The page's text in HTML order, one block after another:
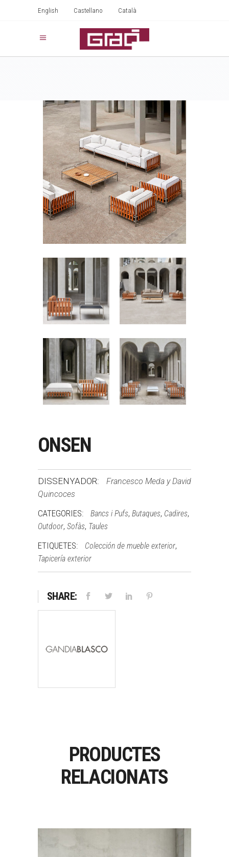
English Castellano Català
ONSEN
DISSENYADOR:
Francesco Meda y David
Quincoces
CATEGORIES: Bancs i Pufs, Butaques, Cadires,
Outdoor, Sofàs, Taules
ETIQUETES: Colección de mueble exterior,
Tapicería exterior
SHARE:
PRODUCTES
RELACIONATS